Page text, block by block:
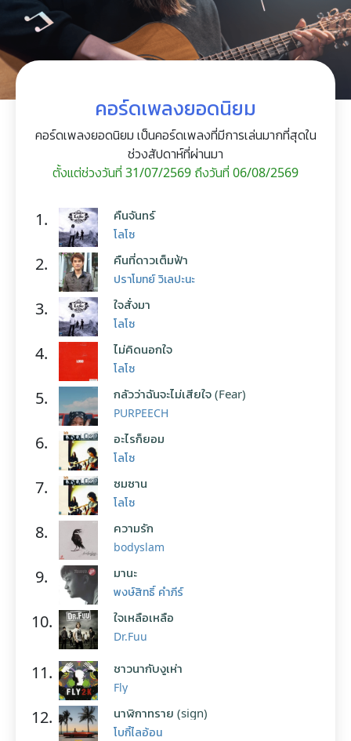
คอร์ดเพลงยอดนิยม
คอร์ดเพลงยอดนิยม เป็นคอร์ดเพลงที่มีการเล่นมากที่สุดใน
ช่วงสัปดาห์ที่ผ่านมา
ตั้งแต่ช่วงวันที่ 31/07/2569 ถึงวันที่ 06/08/2569
1. คืนจันทร์
โลโซ
2. คืนที่ดาวเต็มฟ้า
ปราโมทย์ วิเลปะนะ
3. ใจสั่งมา
โลโซ
4. ไม่คิดนอกใจ
โลโซ
5. กลัวว่าฉันจะไม่เสียใจ (Fear)
PURPEECH
6. อะไรก็ยอม
โลโซ
7. ซมซาน
โลโซ
8. ความรัก
bodyslam
9. มานะ
พงษ์สิทธิ์ คำภีร์
10. ใจเหลือเหลือ
Dr.Fuu
11. ชาวนากับงูเห่า
Fly
12. นาฬิกาทราย (sign)
โบกี้ไลอ้อน